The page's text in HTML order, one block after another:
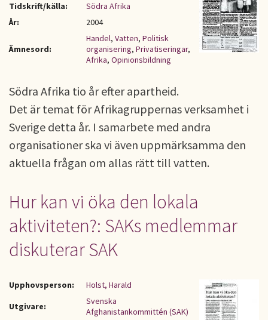
Tidskrift/källa:
Södra Afrika
År:
2004
Ämnesord:
Handel, Vatten, Politisk
organisering, Privatiseringar,
Afrika, Opinionsbildning
Södra Afrika tio år efter apartheid.
Det är temat för Afrikagruppernas verksamhet i
Sverige detta år. I samarbete med andra
organisationer ska vi även uppmärksamma den
aktuella frågan om allas rätt till vatten.
Hur kan vi öka den lokala
aktiviteten?: SAKs medlemmar
diskuterar SAK
Upphovsperson:
Holst, Harald
Utgivare:
Svenska
Afghanistankommittén (SAK)